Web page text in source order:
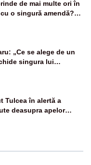
de mai multe ori în
o singură amendă?
„Ce se alege de un
singura lui
Tulcea în alertă a
deasupra apelor
ridicate două F-16